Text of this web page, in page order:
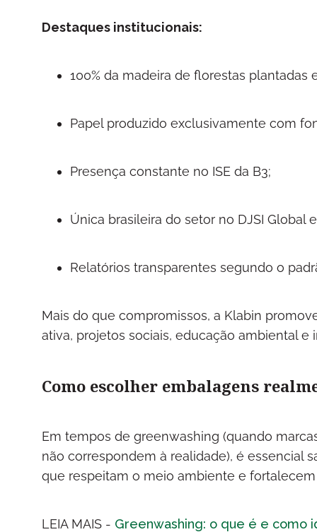
Destaques institucionais:
100% da madeira de florestas plantadas
Papel produzido exclusivamente com
Presença constante no ISE da B3;
Única brasileira do setor no DJSI Global
Relatórios transparentes segundo o
Mais do que compromissos, a Klabin
ativa, projetos sociais, educação ambiental
Como escolher embalagens
Em tempos de greenwashing (quando
não correspondem à realidade), é essencial
que respeitam o meio ambiente e
LEIA MAIS - Greenwashing: o que é e como